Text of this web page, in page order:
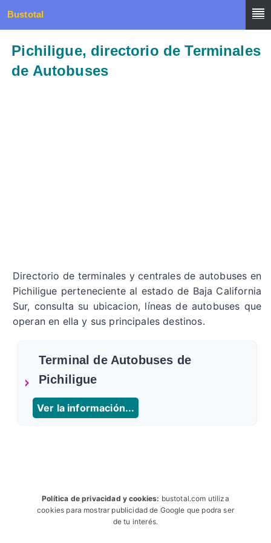
Bustotal
Pichiligue, directorio de Terminales
de Autobuses
Directorio de terminales y centrales de autobuses en
Pichiligue perteneciente al estado de Baja California
Sur, consulta su ubicacion, líneas de autobuses que
operan en ella y sus principales destinos.
Terminal de Autobuses de
Pichiligue
Ver la información...
Política de privacidad y cookies: bustotal.com utiliza
cookies para mostrar publicidad de Google que podra ser
de tu interés.